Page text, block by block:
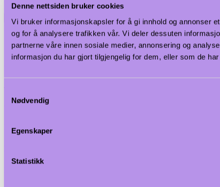
Denne nettsiden bruker cookies
Vi bruker informasjonskapsler for å gi innhold og annonser
og for å analysere trafikken vår. Vi deler dessuten
partnerne våre innen sosiale medier, annonsering og
informasjon du har gjort tilgjengelig for dem, eller som de
Nødvendig
Egenskaper
Statistikk
Spesifikasjoner
Elektrisitet
Spenning: 400 V/3N ph/50/60 Hz
Konfigurasjon: To-Side Operated;